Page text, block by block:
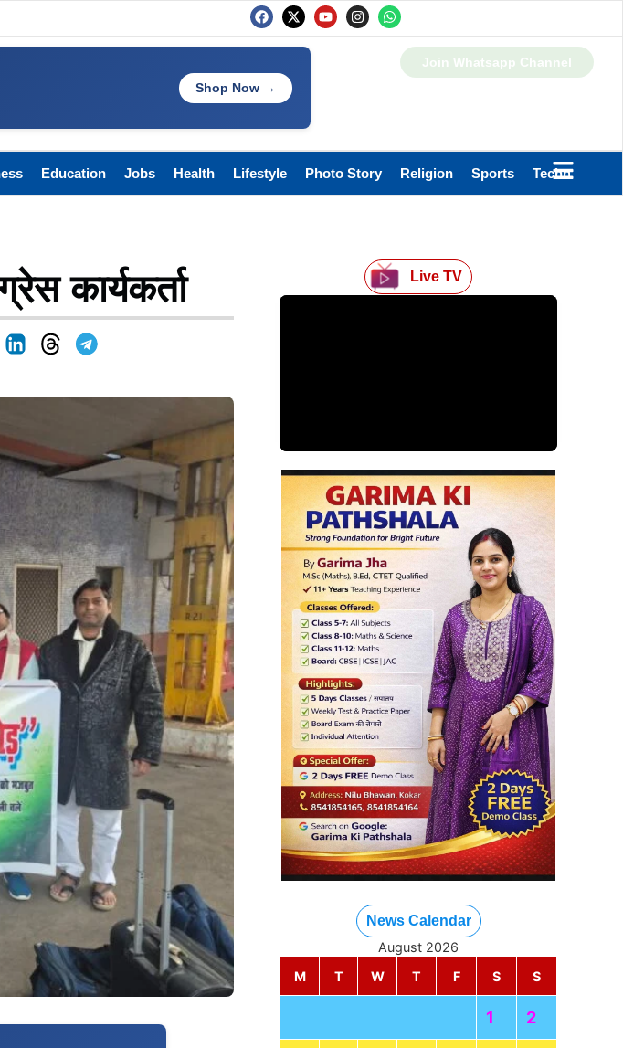
Shop Now →
Join Whatsapp Channel
Education Jobs Health Lifestyle Photo Story Religion Sports Technology
कार्यकर्ता Live TV
News Calendar
August 2026
M
T W T F S S
1 2